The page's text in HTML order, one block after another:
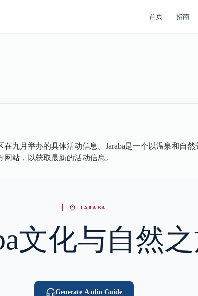
首页 指南
在九月举办的具体活动信息。Jaraba是一个以温泉和自
站，以获取最新的活动信息。
JARABA
文化与自然
Generate Audio Guide